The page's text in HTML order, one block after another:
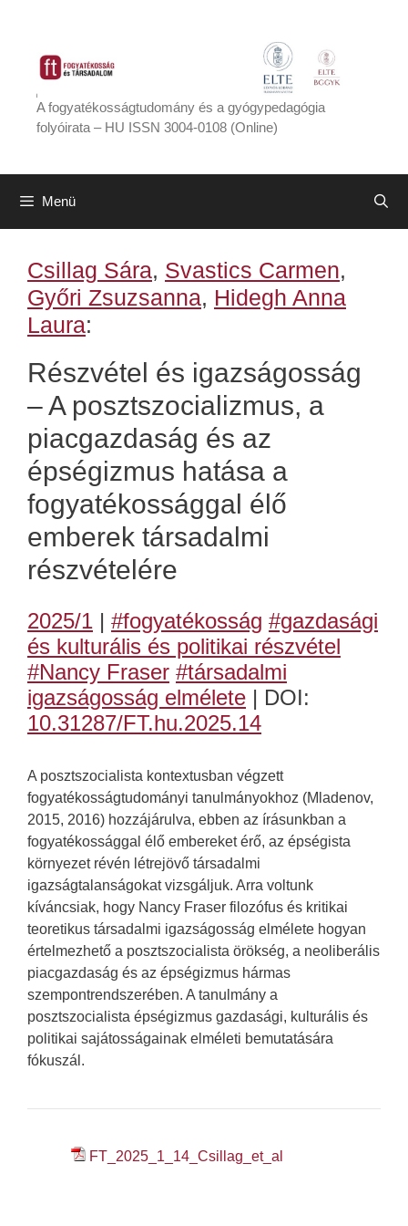
tartalomba
A fogyatékosságtudomány és a gyógypedagógia
folyóirata – HU ISSN 3004-0108 (Online)
Menü
Csillag Sára, Svastics Carmen,
Győri Zsuzsanna, Hidegh Anna
Laura:
Részvétel és igazságosság
– A posztszocializmus, a
piacgazdaság és az
épségizmus hatása a
fogyatékossággal élő
emberek társadalmi
részvételére
2025/1 | #fogyatékosság #gazdasági
és kulturális és politikai részvétel
#Nancy Fraser #társadalmi
igazságosság elmélete | DOI:
10.31287/FT.hu.2025.14
A posztszocialista kontextusban végzett
fogyatékosságtudományi tanulmányokhoz (Mladenov,
2015, 2016) hozzájárulva, ebben az írásunkban a
fogyatékossággal élő embereket érő, az épségista
környezet révén létrejövő társadalmi
igazságtalanságokat vizsgáljuk. Arra voltunk
kíváncsiak, hogy Nancy Fraser filozófus és kritikai
teoretikus társadalmi igazságosság elmélete hogyan
értelmezhető a posztszocialista örökség, a neoliberális
piacgazdaság és az épségizmus hármas
szempontrendszerében. A tanulmány a
posztszocialista épségizmus gazdasági, kulturális és
politikai sajátosságainak elméleti bemutatására
fókuszál.
FT_2025_1_14_Csillag_et_al